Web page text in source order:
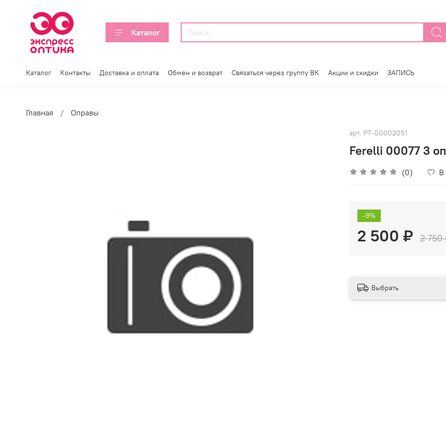
Каталог
Каталог Контакты Доставка и оплата Обмен и возврат Связаться через группу ВК Акции и скидки ЗАПИСЬ
Главная Оправы
арт. РТ-00002051
Ferelli 00077 3
(0) В
-9%
2 500 ₽ 2 750
Выбрать